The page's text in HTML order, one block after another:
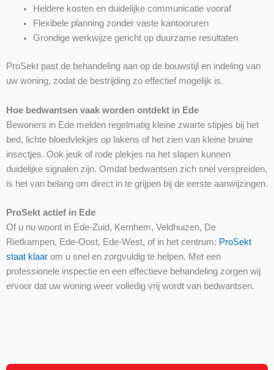
Heldere kosten en duidelijke communicatie vooraf
Flexibele planning zonder vaste kantooruren
Grondige werkwijze gericht op duurzame resultaten
ProSekt past de behandeling aan op de bouwstijl en indeling van
uw woning, zodat de bestrijding zo effectief mogelijk is.
Hoe bedwantsen vaak worden ontdekt in Ede
Bewoners in Ede melden regelmatig kleine zwarte stipjes bij het
bed, lichte bloedvlekjes op lakens of het zien van kleine bruine
insectjes. Ook jeuk of rode plekjes na het slapen kunnen
duidelijke signalen zijn. Omdat bedwantsen zich snel verspreiden,
is het van belang om direct in te grijpen bij de eerste aanwijzingen.
ProSekt actief in Ede
Of u nu woont in Ede-Zuid, Kernhem, Veldhuizen, De
Rietkampen, Ede-Oost, Ede-West, of in het centrum: ProSekt
staat klaar om u snel en zorgvuldig te helpen. Met een
professionele inspectie en een effectieve behandeling zorgen wij
ervoor dat uw woning weer volledig vrij wordt van bedwantsen.